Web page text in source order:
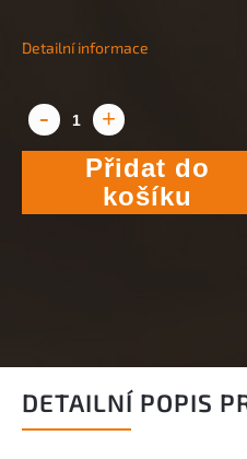
Přidat do
košíku
Detailní informace
DETAILNÍ POPIS